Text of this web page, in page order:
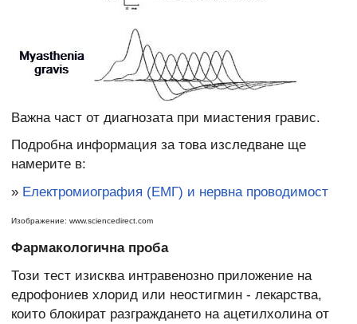
Важна част от диагнозата при миастения гравис.
Подробна информация за това изследване ще
намерите в:
» Електромиография (ЕМГ) и нервна проводимост
Изображение: www.sciencedirect.com
Фармакологична проба
Този тест изисква интравенозно приложение на
едрофониев хлорид или неостигмин - лекарства,
които блокират разграждането на ацетилхолина от